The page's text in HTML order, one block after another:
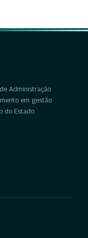
Administração
em gestão
do Estado.